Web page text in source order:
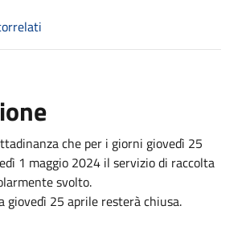
che per i giorni giovedì 25
1 maggio 2024 il servizio di raccolta
svolto.
giovedì 25 aprile resterà chiusa.